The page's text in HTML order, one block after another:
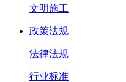
文明施工
政策法规
法律法规
行业标准